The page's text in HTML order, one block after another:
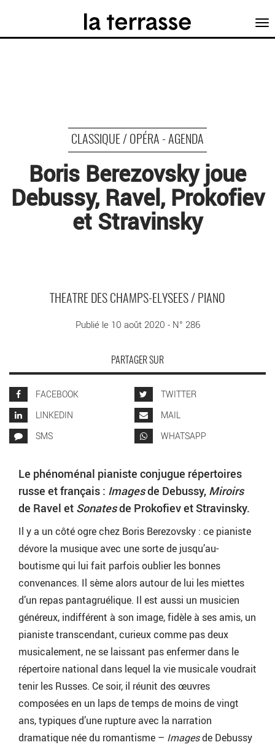
CLASSIQUE / OPÉRA - AGENDA
Boris Berezovsky joue
Debussy, Ravel, Prokofiev
et Stravinsky
THEATRE DES CHAMPS-ELYSEES / PIANO
Publié le 10 août 2020 - N° 286
PARTAGER SUR
FACEBOOK
TWITTER
LINKEDIN
MAIL
SMS
WHATSAPP
Le phénoménal pianiste conjugue répertoires
russe et français : Imagesde Debussy, Miroirs
de Ravel et Sonatesde Prokofiev et Stravinsky.
Il y a un côté ogre chez Boris Berezovsky : ce pianiste
dévore la musique avec une sorte de jusqu’au-
boutisme qui lui fait parfois oublier les bonnes
convenances. Il sème alors autour de lui les miettes
d’un repas pantagruélique. Il est aussi un musicien
généreux, indifférent à son image, fidèle à ses amis, un
pianiste transcendant, curieux comme pas deux
musicalement, ne se laissant pas enfermer dans le
répertoire national dans lequel la vie musicale voudrait
tenir les Russes. Ce soir, il réunit des œuvres
composées en un laps de temps de moins de vingt
ans, typiques d’une rupture avec la narration
dramatique née du romantisme – Imagesde Debussy